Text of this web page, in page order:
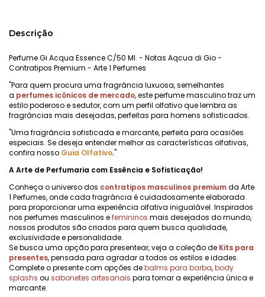
Descrição
Perfume Gi Acqua Essence C/50 Ml. - Notas Aqcua di Gio -
Contratipos Premium - Arte 1 Perfumes
"Para quem procura uma fragrância luxuosa, semelhantes
a perfumes icônicos de mercado, este perfume masculino traz um
estilo poderoso e sedutor, com um perfil olfativo que lembra as
fragrâncias mais desejadas, perfeitas para homens sofisticados.
"Uma fragrância sofisticada e marcante, perfeita para ocasiões
especiais. Se deseja entender melhor as características olfativas,
confira nosso Guia Olfativo."
A Arte de Perfumaria com Essência e Sofisticação!
Conheça o universo dos contratipos masculinos premiumda Arte
1 Perfumes, onde cada fragrância é cuidadosamente elaborada
para proporcionar uma experiência olfativa inigualável. Inspirados
nos perfumes masculinos efemininos mais desejados do mundo,
nossos produtos são criados para quem busca qualidade,
exclusividade e personalidade.
Se busca uma opção para presentear, veja a coleção de Kits para
presentes, pensada para agradar a todos os estilos e idades.
Complete o presente com opções debalms para barba,body
splashs ou sabonetes artesanais para tornar a experiência única e
marcante.